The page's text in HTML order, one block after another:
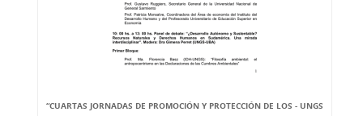
“CUARTAS JORNADAS DE PROMOCIÓN Y PROTECCIÓN DE LOS - UNGS